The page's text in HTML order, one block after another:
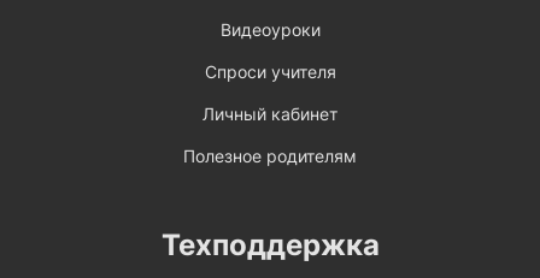
Видеоуроки
Спроси учителя
Личный кабинет
Полезное родителям
Техподдержка